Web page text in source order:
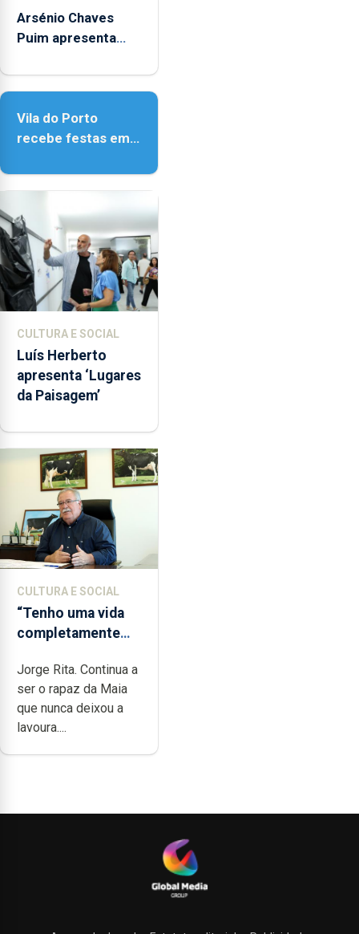
Arsénio Chaves
Puim apresenta
de Vila do Porto
Vila do Porto
recebe festas em
Senhora da
CULTURA E SOCIAL
Luís Herberto
apresenta ‘Lugares
da Paisagem’
CULTURA E SOCIAL
“Tenho uma vida
completamente
dedicação, gosto e
muita paixão”
Jorge Rita. Continua a
ser o rapaz da Maia
que nunca deixou a
lavoura....